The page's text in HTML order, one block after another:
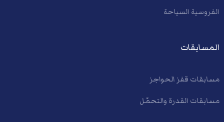
الفروسية السياحة
المسابقات
مسابقات قفز الحواجز
مسابقات القدرة والتحمّل